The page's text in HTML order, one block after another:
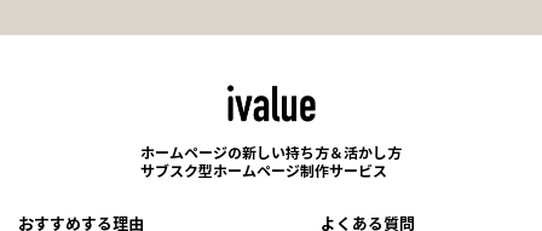
ホームページの新しい持ち方＆活かし方
サブスク型ホームページ制作サービス
おすすめする理由
よくある質問